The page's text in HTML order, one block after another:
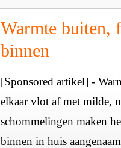
Warmte buiten,
binnen
[Sponsored artikel] -
elkaar vlot af met milde,
schommelingen maken
binnen in huis